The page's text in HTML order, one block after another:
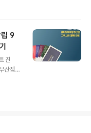
선정
제품
되었
주년
프리
다. 8
트(I..
9
진
산점이
6대